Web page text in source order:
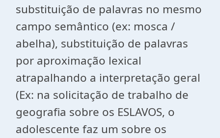
substituição de palavras no mesmo
campo semântico (ex: mosca /
abelha), substituição de palavras
por aproximação lexical
atrapalhando a interpretação geral
(Ex: na solicitação de trabalho de
geografia sobre os ESLAVOS, o
adolescente faz um sobre os